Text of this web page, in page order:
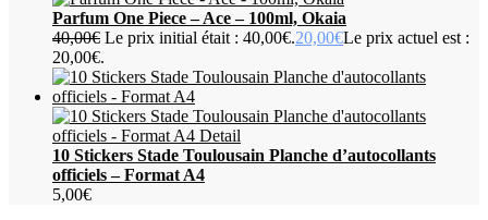
Parfum One Piece – Ace – 100ml, Okaia
40,00€ Le prix initial était : 40,00€.20,00€Le prix actuel est :
20,00€.
10 Stickers Stade Toulousain Planche d’autocollants
officiels – Format A4
5,00€